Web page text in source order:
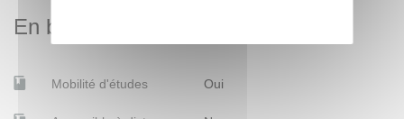
En bref
Mobilité d'études Oui